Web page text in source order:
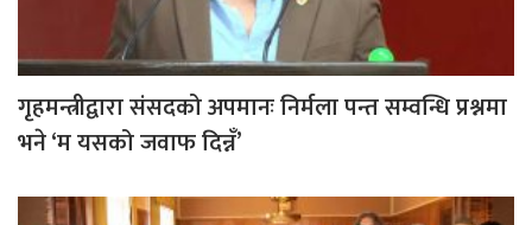
गृहमन्त्रीद्वारा संसदको अपमानः निर्मला पन्त सम्वन्धि प्रश्नमा
भने ‘म यसको जवाफ दिन्नँ’